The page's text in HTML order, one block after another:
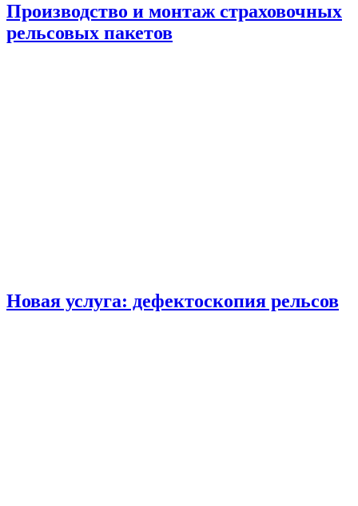
Производство и монтаж страховочных
рельсовых пакетов
Новая услуга: дефектоскопия рельсов